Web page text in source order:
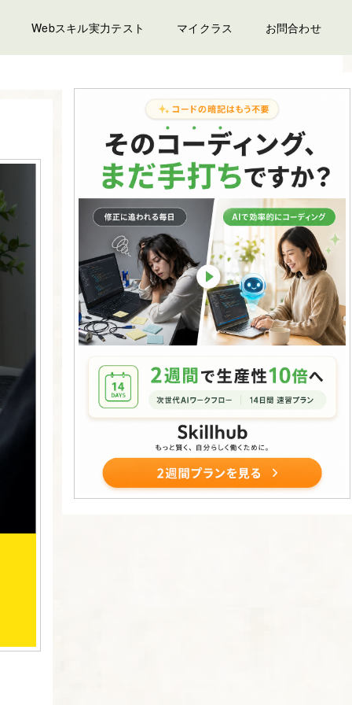
Webスキル実力テスト マイクラス お問合わせ